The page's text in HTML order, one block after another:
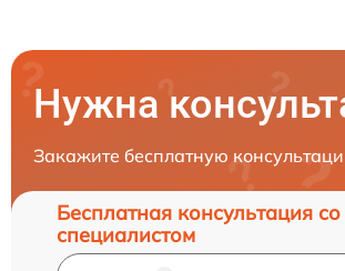
Нужна
Закажите бесплатную
Бесплатная консультация со
специалистом